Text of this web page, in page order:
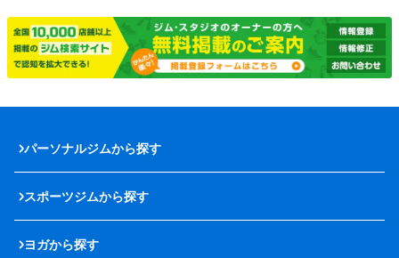
パーソナルジムから探す
スポーツジムから探す
ヨガから探す